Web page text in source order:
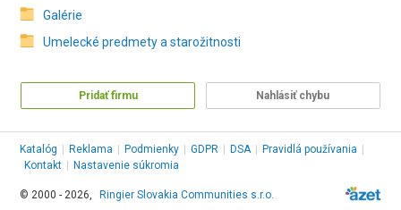
Galérie
Umelecké predmety a starožitnosti
Pridať firmu Nahlásiť chybu
Katalóg Reklama Podmienky GDPR DSA Pravidlá používania
Kontakt
Nastavenie súkromia
© 2000 - 2026, Ringier Slovakia Communities s.r.o.